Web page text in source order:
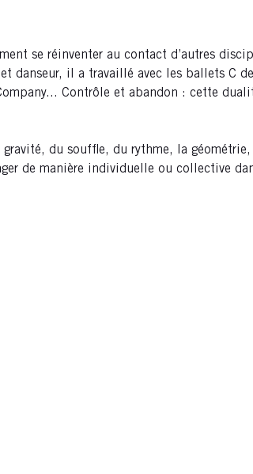
se réinventer au contact d’autres
il a travaillé avec les ballets C
Contrôle et abandon : cette
du souffle, du rythme, la
de manière individuelle ou collective